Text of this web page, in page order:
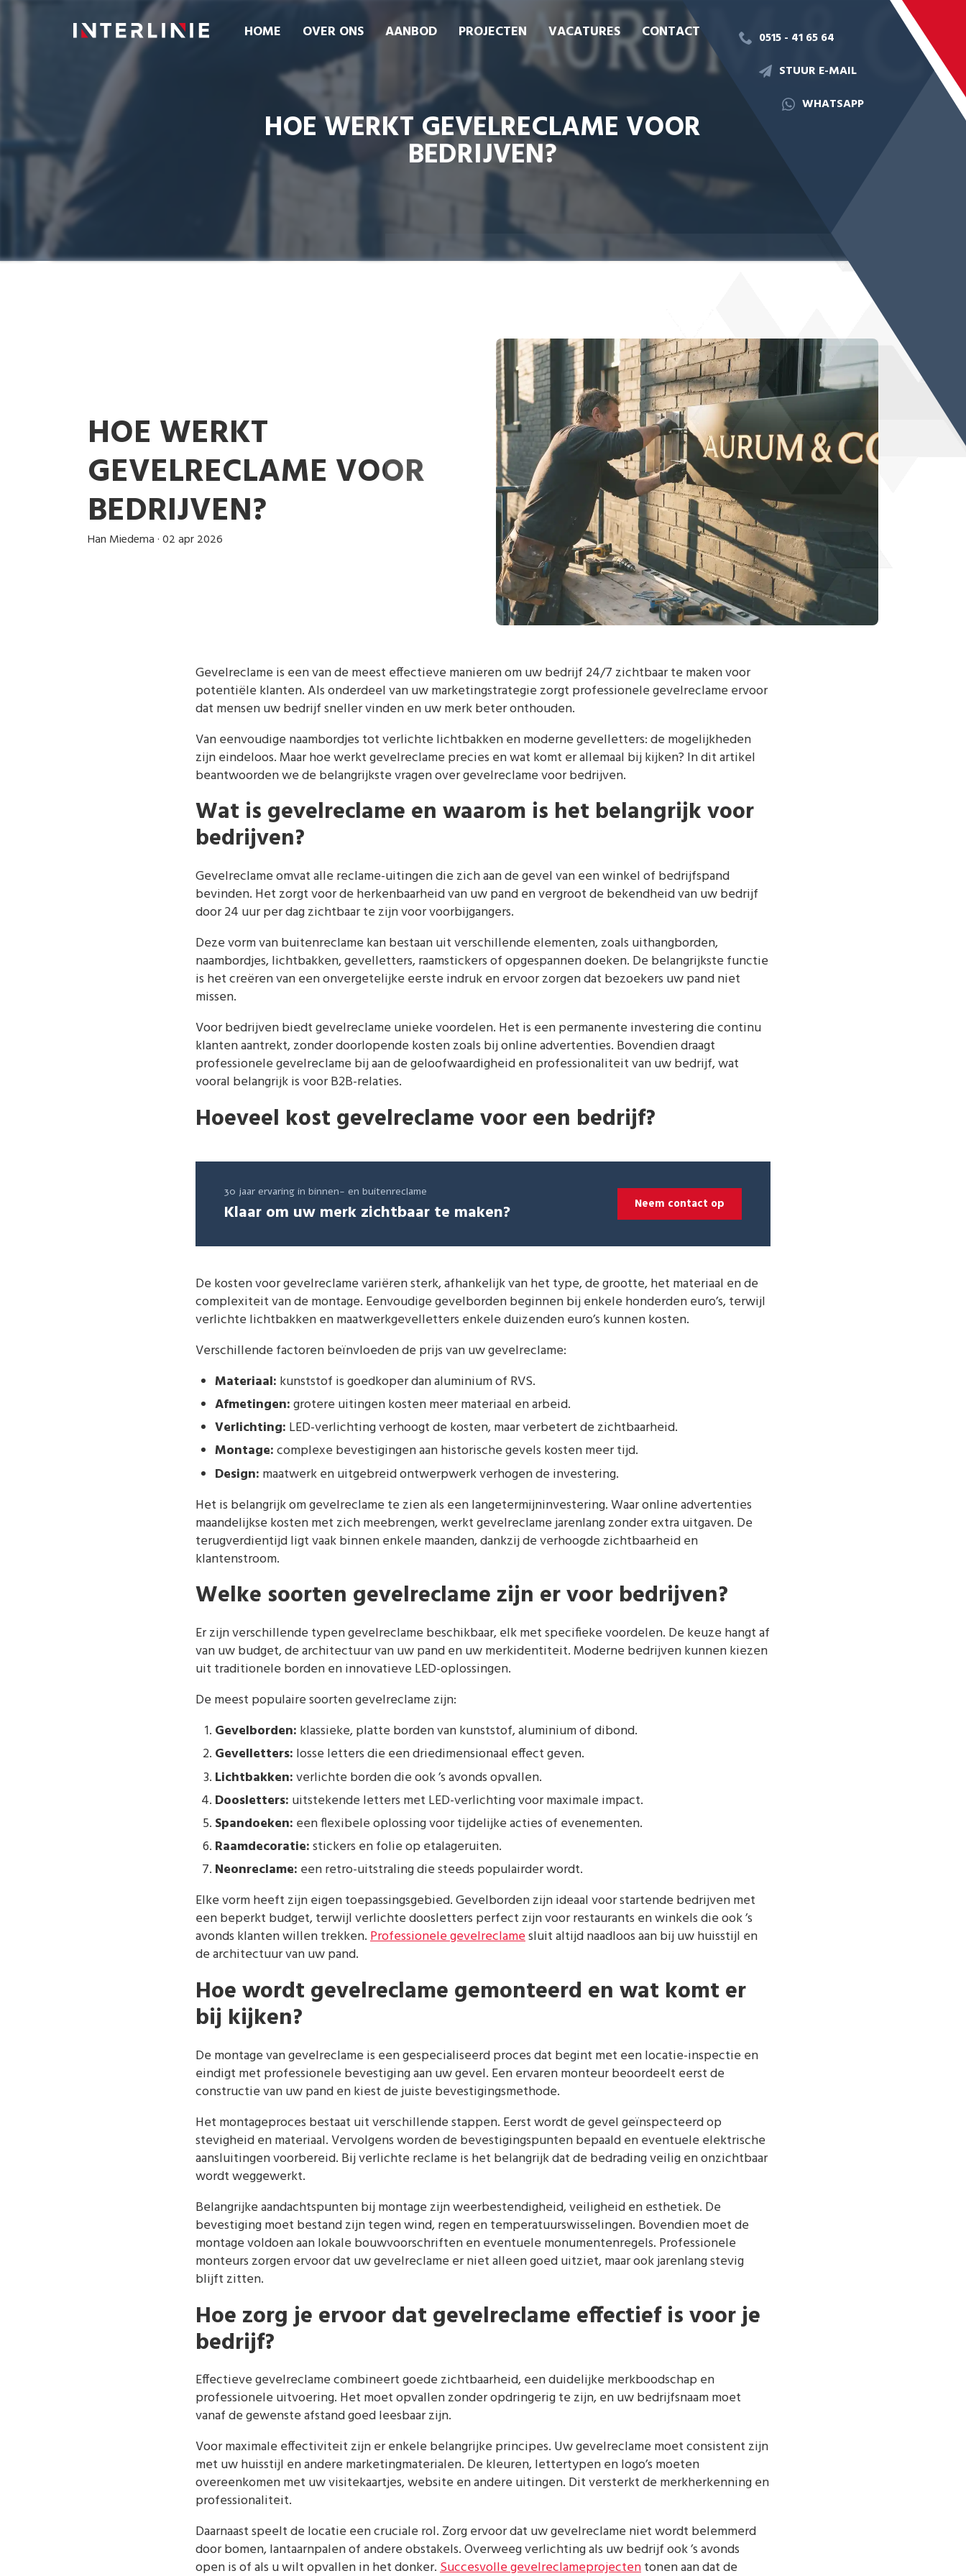
HOME OVER ONS AANBOD PROJECTEN VACATURES CONTACT
0515 - 41 65 64
STUUR E-MAIL
WHATSAPP
HOE WERKT GEVELRECLAME VOOR
BEDRIJVEN?
HOE WERKT
GEVELRECLAME VOOR
BEDRIJVEN?
Han Miedema·02 apr 2026
Gevelreclame is een van de meest effectieve manieren om uw bedrijf 24/7 zichtbaar te maken voor
potentiële klanten. Als onderdeel van uw marketingstrategie zorgt professionele gevelreclame ervoor
dat mensen uw bedrijf sneller vinden en uw merk beter onthouden.
Van eenvoudige naambordjes tot verlichte lichtbakken en moderne gevelletters: de mogelijkheden
zijn eindeloos. Maar hoe werkt gevelreclame precies en wat komt er allemaal bij kijken? In dit artikel
beantwoorden we de belangrijkste vragen over gevelreclame voor bedrijven.
Wat is gevelreclame en waarom is het belangrijk voor
bedrijven?
Gevelreclame omvat alle reclame-uitingen die zich aan de gevel van een winkel of bedrijfspand
bevinden. Het zorgt voor de herkenbaarheid van uw pand en vergroot de bekendheid van uw bedrijf
door 24 uur per dag zichtbaar te zijn voor voorbijgangers.
Deze vorm van buitenreclame kan bestaan uit verschillende elementen, zoals uithangborden,
naambordjes, lichtbakken, gevelletters, raamstickers of opgespannen doeken. De belangrijkste functie
is het creëren van een onvergetelijke eerste indruk en ervoor zorgen dat bezoekers uw pand niet
missen.
Voor bedrijven biedt gevelreclame unieke voordelen. Het is een permanente investering die continu
klanten aantrekt, zonder doorlopende kosten zoals bij online advertenties. Bovendien draagt
professionele gevelreclame bij aan de geloofwaardigheid en professionaliteit van uw bedrijf, wat
vooral belangrijk is voor B2B-relaties.
Hoeveel kost gevelreclame voor een bedrijf?
30 jaar ervaring in binnen- en buitenreclame
Klaar om uw merk zichtbaar te maken? Neem contact op
De kosten voor gevelreclame variëren sterk, afhankelijk van het type, de grootte, het materiaal en de
complexiteit van de montage. Eenvoudige gevelborden beginnen bij enkele honderden euro’s, terwijl
verlichte lichtbakken en maatwerkgevelletters enkele duizenden euro’s kunnen kosten.
Verschillende factoren beïnvloeden de prijs van uw gevelreclame:
Materiaal: kunststof is goedkoper dan aluminium of RVS.
Afmetingen:grotere uitingen kosten meer materiaal en arbeid.
Verlichting: LED-verlichting verhoogt de kosten, maar verbetert de zichtbaarheid.
Montage:complexe bevestigingen aan historische gevels kosten meer tijd.
Design: maatwerk en uitgebreid ontwerpwerk verhogen de investering.
Het is belangrijk om gevelreclame te zien als een langetermijninvestering. Waar online advertenties
maandelijkse kosten met zich meebrengen, werkt gevelreclame jarenlang zonder extra uitgaven. De
terugverdientijd ligt vaak binnen enkele maanden, dankzij de verhoogde zichtbaarheid en
klantenstroom.
Welke soorten gevelreclame zijn er voor bedrijven?
Er zijn verschillende typen gevelreclame beschikbaar, elk met specifieke voordelen. De keuze hangt af
van uw budget, de architectuur van uw pand en uw merkidentiteit. Moderne bedrijven kunnen kiezen
uit traditionele borden en innovatieve LED-oplossingen.
De meest populaire soorten gevelreclame zijn:
Gevelborden: klassieke, platte borden van kunststof, aluminium of dibond.
Gevelletters: losse letters die een driedimensionaal effect geven.
Lichtbakken:verlichte borden die ook ’s avonds opvallen.
Doosletters: uitstekende letters met LED-verlichting voor maximale impact.
Spandoeken: een flexibele oplossing voor tijdelijke acties of evenementen.
Raamdecoratie:stickers en folie op etalageruiten.
Neonreclame: een retro-uitstraling die steeds populairder wordt.
Elke vorm heeft zijn eigen toepassingsgebied. Gevelborden zijn ideaal voor startende bedrijven met
een beperkt budget, terwijl verlichte doosletters perfect zijn voor restaurants en winkels die ook ’s
avonds klanten willen trekken.Professionele gevelreclamesluit altijd naadloos aan bij uw huisstijl en
de architectuur van uw pand.
Hoe wordt gevelreclame gemonteerd en wat komt er
bij kijken?
De montage van gevelreclame is een gespecialiseerd proces dat begint met een locatie-inspectie en
eindigt met professionele bevestiging aan uw gevel. Een ervaren monteur beoordeelt eerst de
constructie van uw pand en kiest de juiste bevestigingsmethode.
Het montageproces bestaat uit verschillende stappen. Eerst wordt de gevel geïnspecteerd op
stevigheid en materiaal. Vervolgens worden de bevestigingspunten bepaald en eventuele elektrische
aansluitingen voorbereid. Bij verlichte reclame is het belangrijk dat de bedrading veilig en onzichtbaar
wordt weggewerkt.
Belangrijke aandachtspunten bij montage zijn weerbestendigheid, veiligheid en esthetiek. De
bevestiging moet bestand zijn tegen wind, regen en temperatuurswisselingen. Bovendien moet de
montage voldoen aan lokale bouwvoorschriften en eventuele monumentenregels. Professionele
monteurs zorgen ervoor dat uw gevelreclame er niet alleen goed uitziet, maar ook jarenlang stevig
blijft zitten.
Hoe zorg je ervoor dat gevelreclame effectief is voor je
bedrijf?
Effectieve gevelreclame combineert goede zichtbaarheid, een duidelijke merkboodschap en
professionele uitvoering. Het moet opvallen zonder opdringerig te zijn, en uw bedrijfsnaam moet
vanaf de gewenste afstand goed leesbaar zijn.
Voor maximale effectiviteit zijn er enkele belangrijke principes. Uw gevelreclame moet consistent zijn
met uw huisstijl en andere marketingmaterialen. De kleuren, lettertypen en logo’s moeten
overeenkomen met uw visitekaartjes, website en andere uitingen. Dit versterkt de merkherkenning en
professionaliteit.
Daarnaast speelt de locatie een cruciale rol. Zorg ervoor dat uw gevelreclame niet wordt belemmerd
door bomen, lantaarnpalen of andere obstakels. Overweeg verlichting als uw bedrijf ook ’s avonds
open is of als u wilt opvallen in het donker.Succesvolle gevelreclameprojectentonen aan dat de